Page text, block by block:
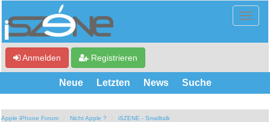
Anmelden Registrieren
Neue Letzten News Suche
Apple iPhone Forum Nicht Apple ? iSZENE - Smalltalk